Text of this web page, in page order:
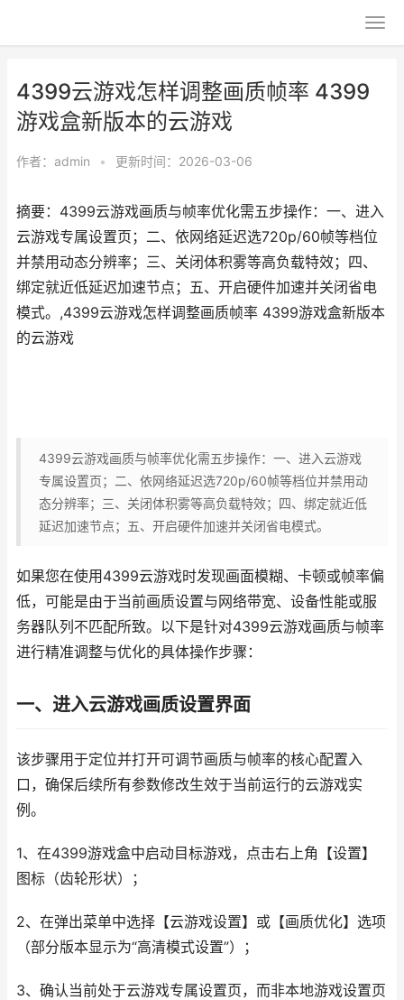
4399云游戏怎样调整画质帧率 4399
游戏盒新版本的云游戏
作者： admin • 更新时间：2026-03-06
摘要：4399云游戏画质与帧率优化需五步操作：一、进入
云游戏专属设置页；二、依网络延迟选720p/60帧等档位
并禁用动态分辨率；三、关闭体积雾等高负载特效；四、
绑定就近低延迟加速节点；五、开启硬件加速并关闭省电
模式。,4399云游戏怎样调整画质帧率 4399游戏盒新版本
的云游戏
4399云游戏画质与帧率优化需五步操作：一、进入云游戏
专属设置页；二、依网络延迟选720p/60帧等档位并禁用动
态分辨率；三、关闭体积雾等高负载特效；四、绑定就近低
延迟加速节点；五、开启硬件加速并关闭省电模式。
如果您在使用4399云游戏时发现画面模糊、卡顿或帧率偏
低，可能是由于当前画质设置与网络带宽、设备性能或服
务器队列不匹配所致。以下是针对4399云游戏画质与帧率
进行精准调整与优化的具体操作步骤：
一、进入云游戏画质设置界面
该步骤用于定位并打开可调节画质与帧率的核心配置入
口，确保后续所有参数修改生效于当前运行的云游戏实
例。
1、在4399游戏盒中启动目标游戏，点击右上角【设置】
图标（齿轮形状）；
2、在弹出菜单中选择【云游戏设置】或【画质优化】选项
（部分版本显示为“高清模式设置”）；
3、确认当前处于云游戏专属设置页，而非本地游戏设置页